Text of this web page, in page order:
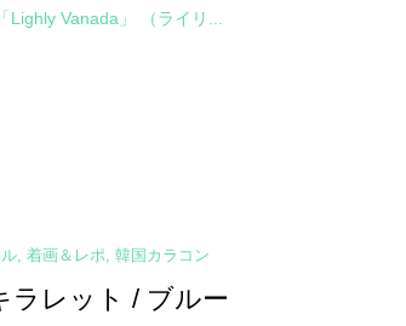
Lighly Vanada」 （ライリ...
,着画＆レポ,韓国カラコン
ラレット / ブルー